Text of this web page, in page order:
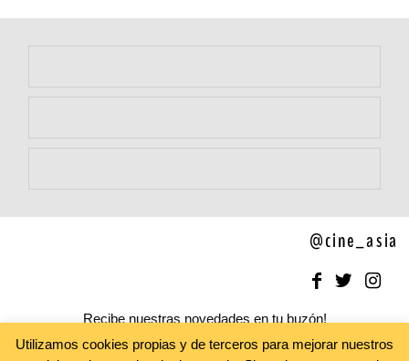
@cine_asia
Recibe nuestras novedades en tu buzón!
Newsletter
Utilizamos cookies propias y de terceros para mejorar nuestros